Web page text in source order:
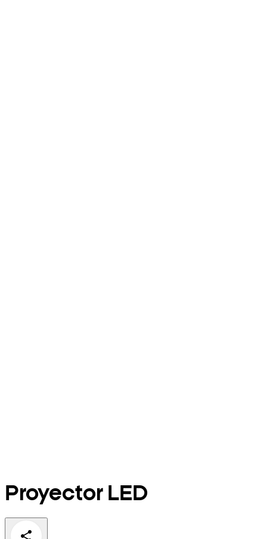
Proyector LED